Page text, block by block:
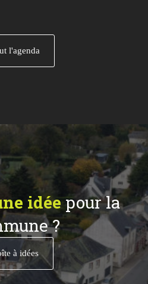
l'agenda
idéepour la
?
à idées